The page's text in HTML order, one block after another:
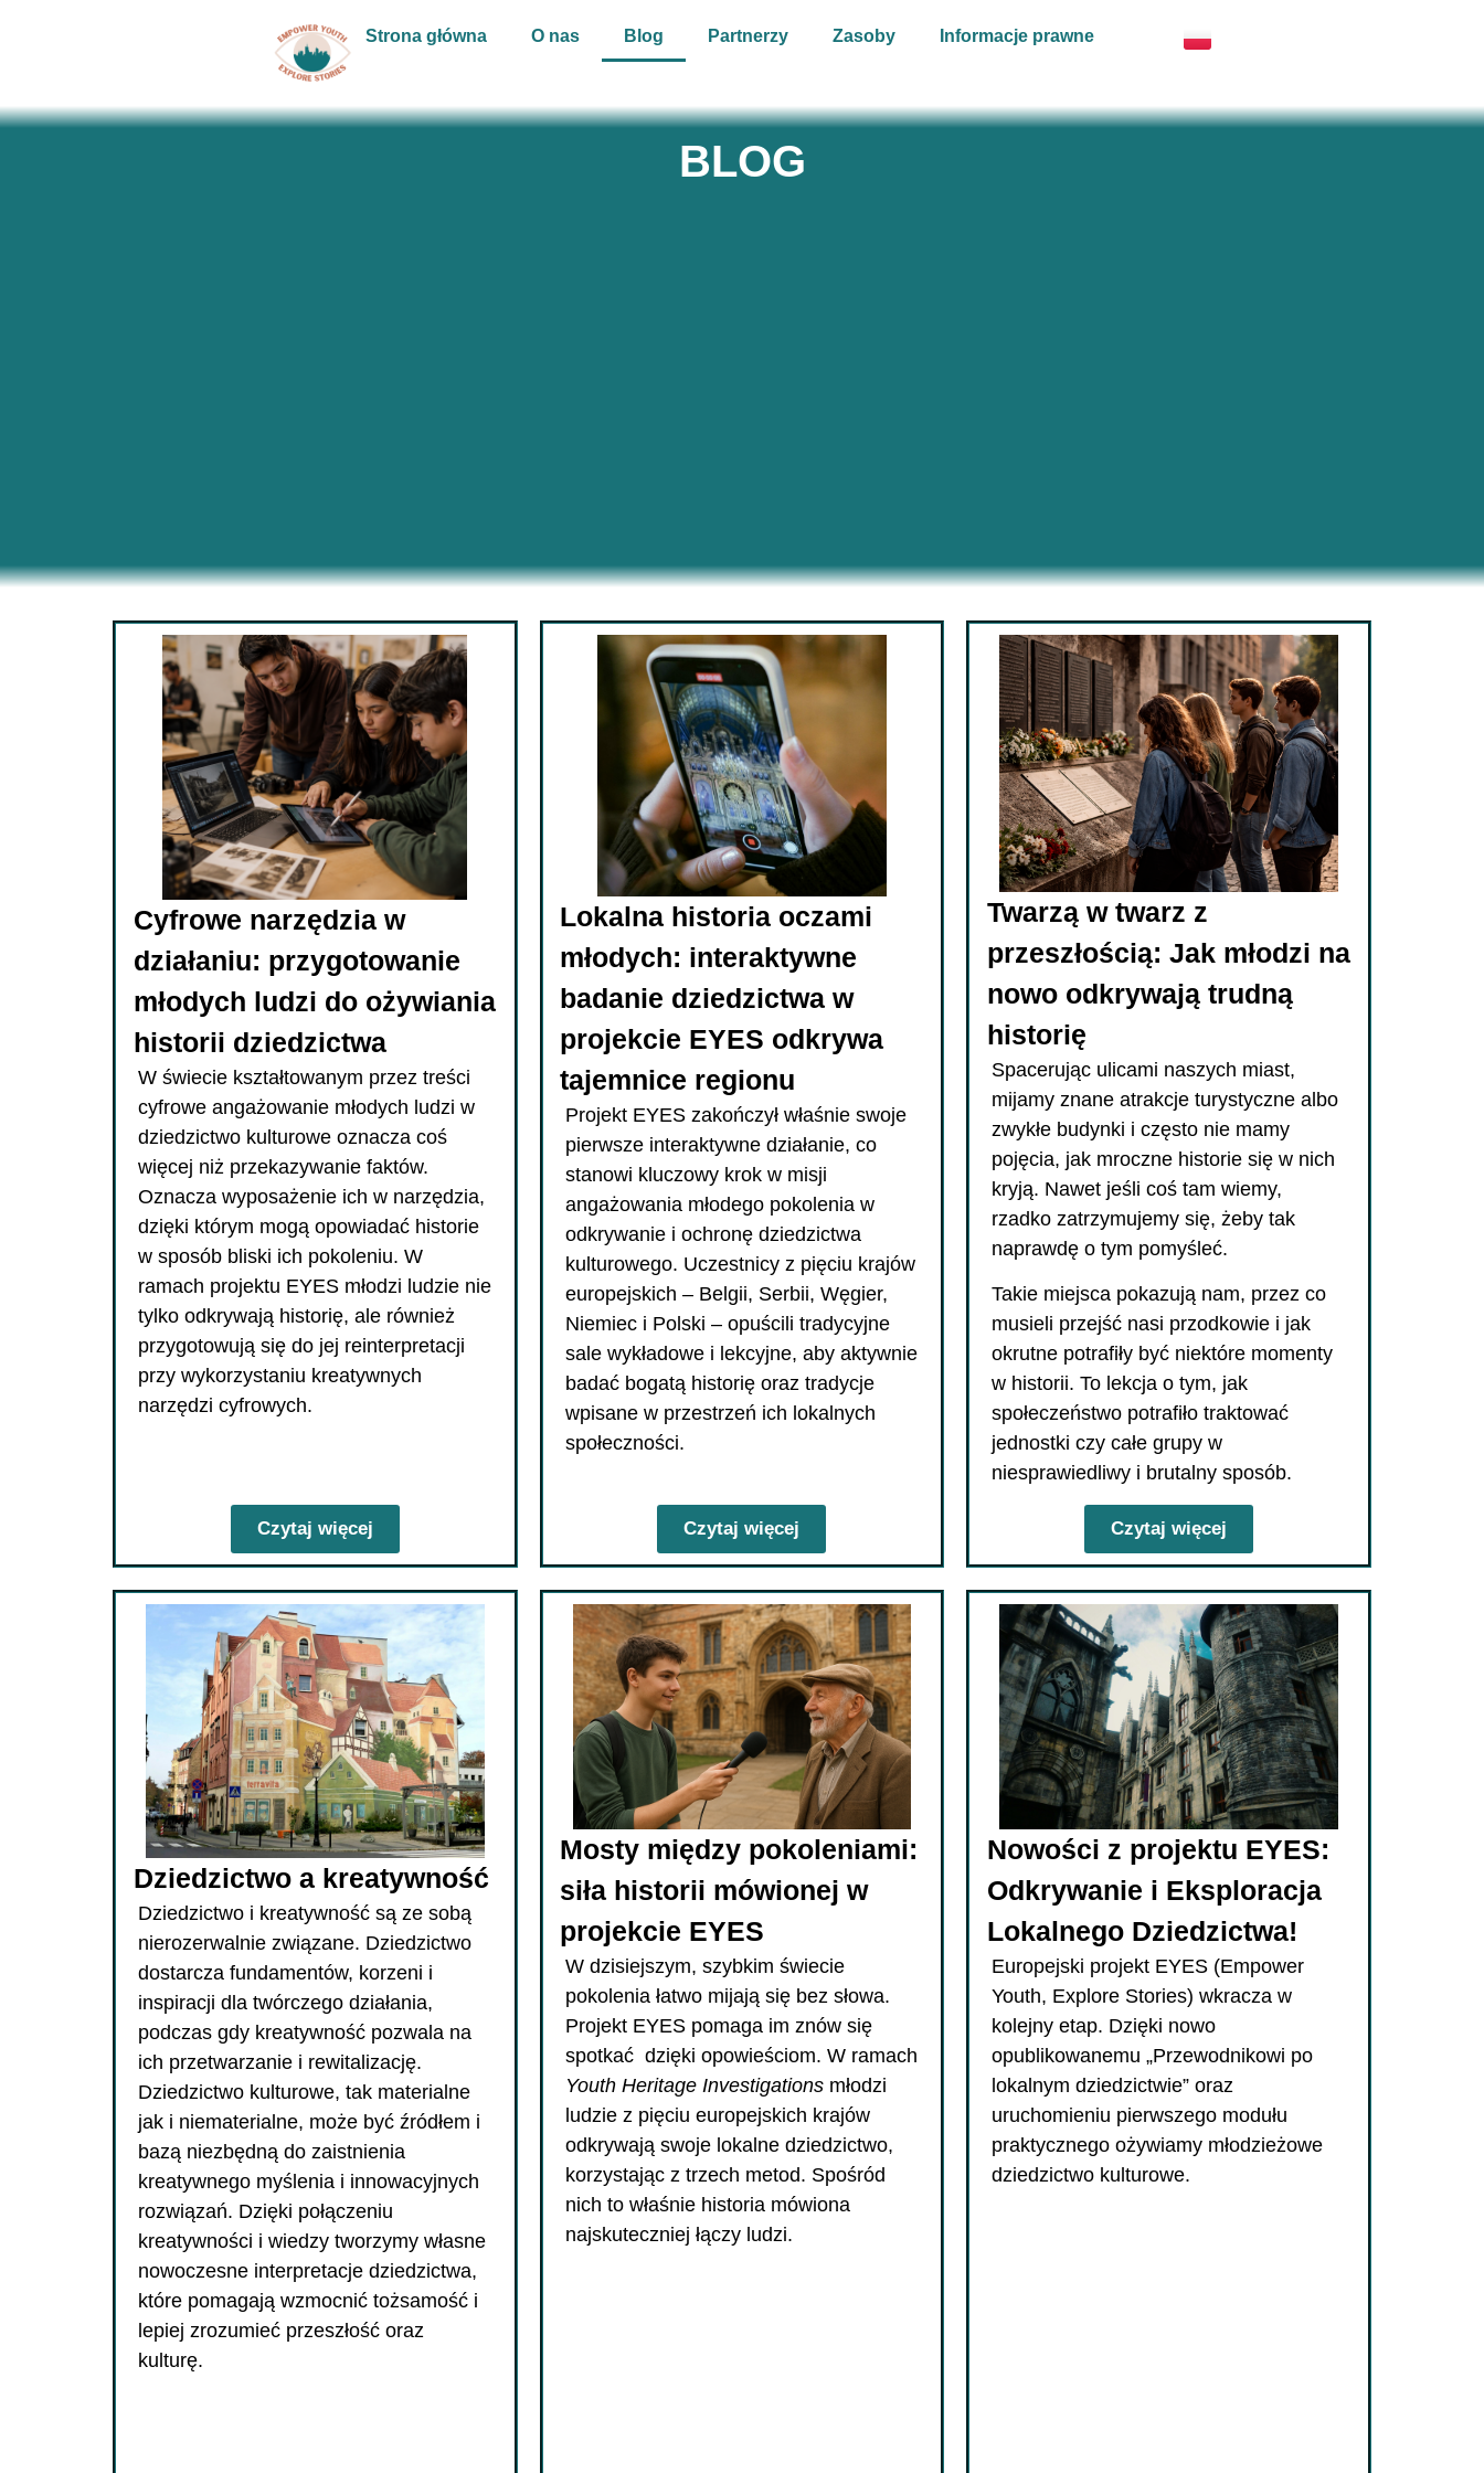
Strona główna O nas Blog Partnerzy Zasoby Informacje prawne
BLOG
Cyfrowe narzędzia w
działaniu: przygotowanie
młodych ludzi do ożywiania
historii dziedzictwa
W świecie kształtowanym przez treści
cyfrowe angażowanie młodych ludzi w
dziedzictwo kulturowe oznacza coś
więcej niż przekazywanie faktów.
Oznacza wyposażenie ich w narzędzia,
dzięki którym mogą opowiadać historie
w sposób bliski ich pokoleniu. W
ramach projektu EYES młodzi ludzie nie
tylko odkrywają historię, ale również
przygotowują się do jej reinterpretacji
przy wykorzystaniu kreatywnych
narzędzi cyfrowych.
Czytaj więcej
Lokalna historia oczami
młodych: interaktywne
badanie dziedzictwa w
projekcie EYES odkrywa
tajemnice regionu
Projekt EYES zakończył właśnie swoje
pierwsze interaktywne działanie, co
stanowi kluczowy krok w misji
angażowania młodego pokolenia w
odkrywanie i ochronę dziedzictwa
kulturowego. Uczestnicy z pięciu krajów
europejskich – Belgii, Serbii, Węgier,
Niemiec i Polski – opuścili tradycyjne
sale wykładowe i lekcyjne, aby aktywnie
badać bogatą historię oraz tradycje
wpisane w przestrzeń ich lokalnych
społeczności.
Czytaj więcej
Twarzą w twarz z
przeszłością: Jak młodzi na
nowo odkrywają trudną
historię
Spacerując ulicami naszych miast,
mijamy znane atrakcje turystyczne albo
zwykłe budynki i często nie mamy
pojęcia, jak mroczne historie się w nich
kryją. Nawet jeśli coś tam wiemy,
rzadko zatrzymujemy się, żeby tak
naprawdę o tym pomyśleć.
Takie miejsca pokazują nam, przez co
musieli przejść nasi przodkowie i jak
okrutne potrafiły być niektóre momenty
w historii. To lekcja o tym, jak
społeczeństwo potrafiło traktować
jednostki czy całe grupy w
niesprawiedliwy i brutalny sposób.
Czytaj więcej
Dziedzictwo a kreatywność
Dziedzictwo i kreatywność są ze sobą
nierozerwalnie związane. Dziedzictwo
dostarcza fundamentów, korzeni i
inspiracji dla twórczego działania,
podczas gdy kreatywność pozwala na
ich przetwarzanie i rewitalizację.
Dziedzictwo kulturowe, tak materialne
jak i niematerialne, może być źródłem i
bazą niezbędną do zaistnienia
kreatywnego myślenia i innowacyjnych
rozwiązań. Dzięki połączeniu
kreatywności i wiedzy tworzymy własne
nowoczesne interpretacje dziedzictwa,
które pomagają wzmocnić tożsamość i
lepiej zrozumieć przeszłość oraz
kulturę.
Mosty między pokoleniami:
siła historii mówionej w
projekcie EYES
W dzisiejszym, szybkim świecie
pokolenia łatwo mijają się bez słowa.
Projekt EYES pomaga im znów się
spotkać dzięki opowieściom. W ramach
Youth Heritage Investigationsmłodzi
ludzie z pięciu europejskich krajów
odkrywają swoje lokalne dziedzictwo,
korzystając z trzech metod. Spośród
nich to właśnie historia mówiona
najskuteczniej łączy ludzi.
Nowości z projektu EYES:
Odkrywanie i Eksploracja
Lokalnego Dziedzictwa!
Europejski projekt EYES (Empower
Youth, Explore Stories) wkracza w
kolejny etap. Dzięki nowo
opublikowanemu „Przewodnikowi po
lokalnym dziedzictwie” oraz
uruchomieniu pierwszego modułu
praktycznego ożywiamy młodzieżowe
dziedzictwo kulturowe.